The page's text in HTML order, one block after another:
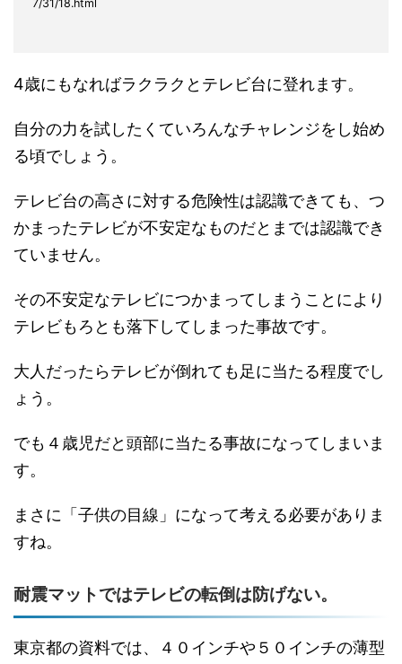
7/31/18.html
4歳にもなればラクラクとテレビ台に登れます。
自分の力を試したくていろんなチャレンジをし始め
る頃でしょう。
テレビ台の高さに対する危険性は認識できても、つ
かまったテレビが不安定なものだとまでは認識でき
ていません。
その不安定なテレビにつかまってしまうことにより
テレビもろとも落下してしまった事故です。
大人だったらテレビが倒れても足に当たる程度でし
ょう。
でも４歳児だと頭部に当たる事故になってしまいま
す。
まさに「子供の目線」になって考える必要がありま
すね。
耐震マットではテレビの転倒は防げない。
東京都の資料では、４０インチや５０インチの薄型